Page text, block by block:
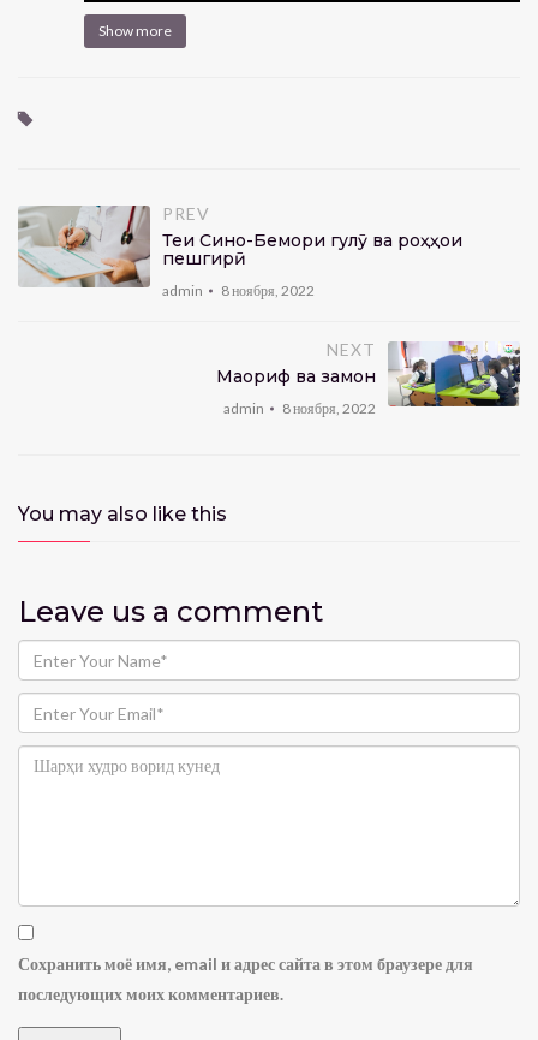
Show more
PREV
Теғи Сино-Бемори гулӯ ва роҳҳои
пешгирӣ
admin 8 ноября, 2022
NEXT
Маориф ва замон
admin 8 ноября, 2022
You may also like this
Leave us a comment
Сохранить моё имя, email и адрес сайта в этом браузере для
последующих моих комментариев.